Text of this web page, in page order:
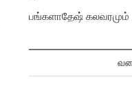
பங்களாதேஷ் கலவரமும்